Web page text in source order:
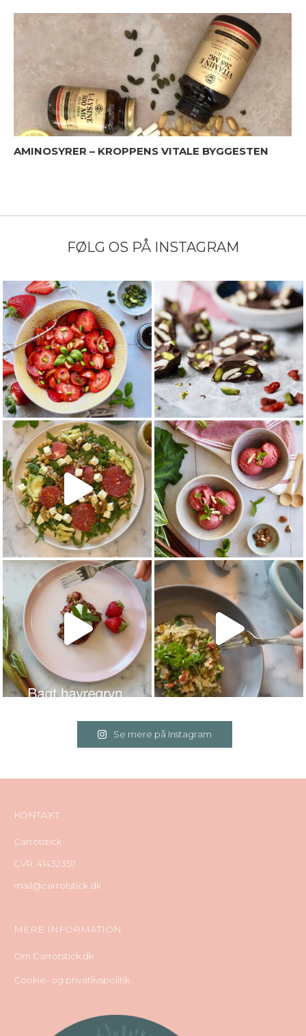
AMINOSYRER – KROPPENS VITALE BYGGESTEN
FØLG OS PÅ INSTAGRAM
Se mere på Instagram
KONTAKT
Carrotstick
CVR: 41432357
mail@carrotstick.dk
MERE INFORMATION
Om Carrotstick.dk
Cookie- og privatlivspolitik